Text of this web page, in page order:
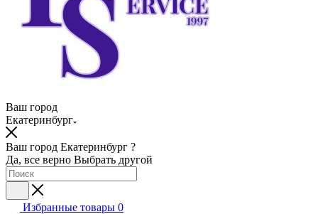
Ваш город
Екатеринбург
Ваш город Екатеринбург ?
Да, все верно Выбрать другой
Избранные товары 0